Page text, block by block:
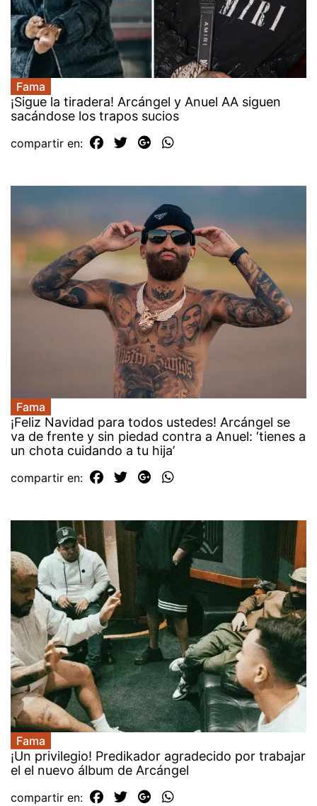
Fama
¡Sigue la tiradera! Arcángel y Anuel AA siguen
sacándose los trapos sucios
compartir en:
Fama
¡Feliz Navidad para todos ustedes! Arcángel se
va de frente y sin piedad contra a Anuel: ‘tienes a
un chota cuidando a tu hija’
compartir en:
Fama
¡Un privilegio! Predikador agradecido por trabajar
el el nuevo álbum de Arcángel
compartir en: